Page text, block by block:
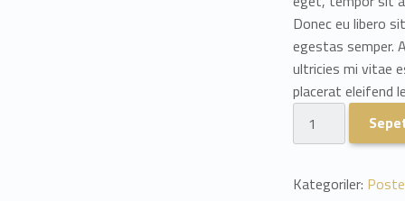
Donec eu libero
egestas semper.
ultricies mi vitae
placerat eleifend
Ship Your Idea adet
Kategoriler: